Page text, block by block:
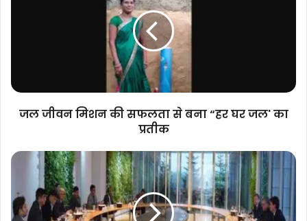
घर
जल जीवन मिशन की सफलता से बना “हर घर जल' का
प्रतीक
जर्मनी
के
साथ